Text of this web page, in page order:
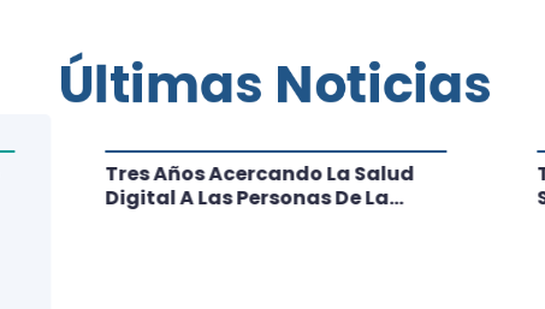
Tres Años Acercando La Salud
Digital A Las Personas De La
Últimas Noticias